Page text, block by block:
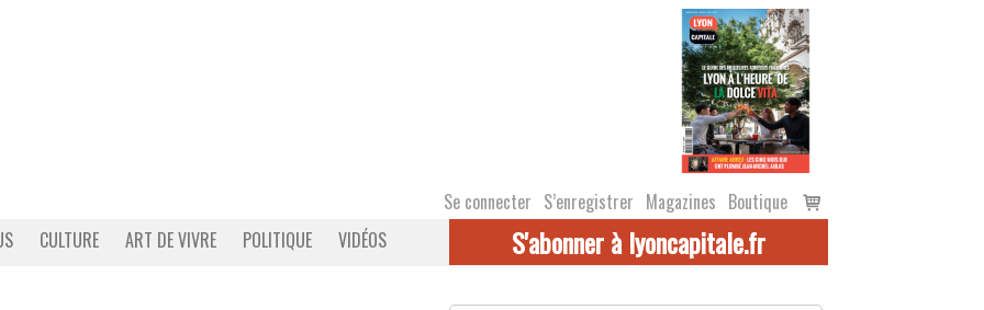
Se connecter S’enregistrer Magazines Boutique
Voir
le
CULTURE ART DE VIVRE POLITIQUE VIDÉOS S'abonner à lyoncapitale.fr